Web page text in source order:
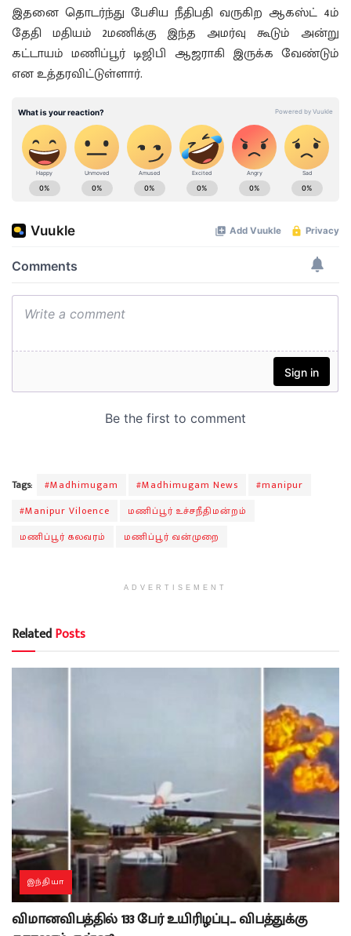
இதனை தொடர்ந்து பேசிய நீதிபதி வருகிற ஆகஸ்ட் 4ம்
தேதி மதியம் 2மணிக்கு இந்த அமர்வு கூடும் அன்று
கட்டாயம் மணிப்பூர் டிஜிபி ஆஜராகி இருக்க வேண்டும்
என உத்தரவிட்டுள்ளார்.
Tags: #Madhimugam #Madhimugam News
#manipur
#Manipur Viloence
மணிப்பூர் உச்சநீதிமன்றம்
மணிப்பூர் கலவரம்
மணிப்பூர் வன்முறை
ADVERTISEMENT
RelatedPosts
இந்தியா
விமானவிபத்தில் 133 பேர் உயிரிழப்பு… விபத்துக்கு